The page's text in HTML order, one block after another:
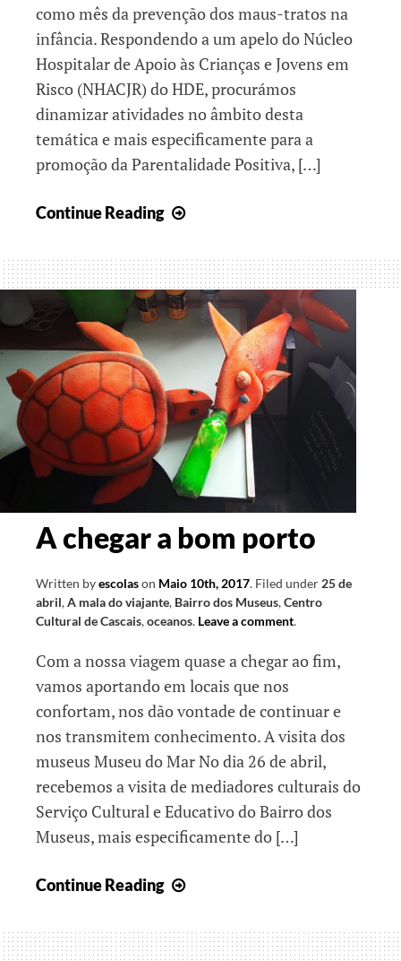
como mês da prevenção dos maus-tratos na
infância. Respondendo a um apelo do Núcleo
Hospitalar de Apoio às Crianças e Jovens em
Risco (NHACJR) do HDE, procurámos
dinamizar atividades no âmbito desta
temática e mais especificamente para a
promoção da Parentalidade Positiva, […]
Continue Reading
realidades
A chegar a bom porto
Written byescolason Maio 10th, 2017. Filed under 25 de
abril,A mala do viajante, Bairro dos Museus,Centro
Cultural de Cascais,oceanos. Leave a comment.
Com a nossa viagem quase a chegar ao fim,
vamos aportando em locais que nos
confortam, nos dão vontade de continuar e
nos transmitem conhecimento. A visita dos
museus Museu do Mar No dia 26 de abril,
recebemos a visita de mediadores culturais do
Serviço Cultural e Educativo do Bairro dos
Museus, mais especificamente do […]
Continue Reading
a
bom